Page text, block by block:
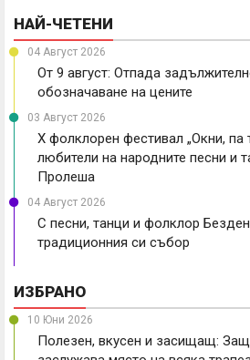
НАЙ-ЧЕТЕНИ
04 Август 2026
От 9 август: Отпада
обозначаване на цените
03 Август 2026
X фолклорен фестивал „Окни, па
любители на народните песни и
Пролеша
04 Август 2026
С песни, танци и фолклор
традиционния си събор
ИЗБРАНО
10 Юни 2026
Полезен, вкусен и засищащ: